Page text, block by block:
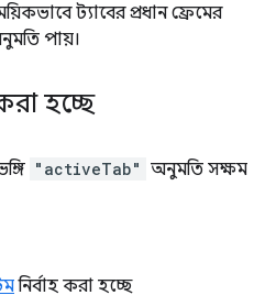
ট্যাবের প্রধান ফ্রেমের
পায়।
হচ্ছে
"activeTab" অনুমতি সক্ষম
নির্বাহ করা হচ্ছে